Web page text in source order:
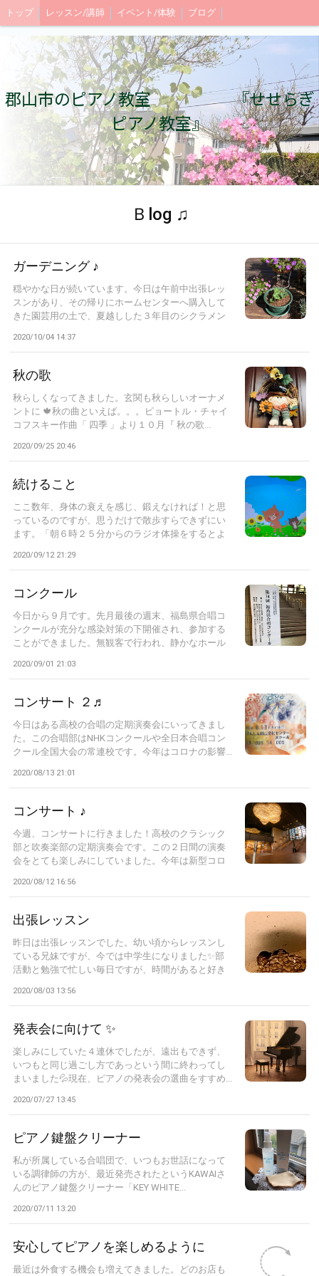
トップ レッスン/講師 イベント/体験 ブログ
郡山市のピアノ教室 『せせらぎ
ピアノ教室』
Ｂlog ♫
ガーデニング ♪
穏やかな日が続いています。今日は午前中出張レッ
スンがあり、その帰りにホームセンターへ購入して
きた園芸用の土で、夏越しした３年目のシクラメン
2020/10/04 14:37
秋の歌
秋らしくなってきました。玄関も秋らしいオーナメ
ントに 🍁秋の曲といえば。。。ピョートル・チャイ
コフスキー作曲「 四季 」より１０月『 秋の歌...
2020/09/25 20:46
続けること
ここ数年、身体の衰えを感じ、鍛えなければ！と思
っているのですが、思うだけで散歩すらできずにい
ます。「朝６時２５分からのラジオ体操をするとよ
2020/09/12 21:29
コンクール
今日から９月です。先月最後の週末、福島県合唱コ
ンクールが充分な感染対策の下開催され、参加する
ことができました。無観客で行われ、静かなホール
2020/09/01 21:03
コンサート ２♬
今日はある高校の合唱の定期演奏会にいってきまし
た。この合唱部はNHKコンクールや全日本合唱コン
クール全国大会の常連校です。今年はコロナの影響...
2020/08/13 21:01
コンサート ♪
今週、コンサートに行きました！高校のクラシック
部と吹奏楽部の定期演奏会です。この２日間の演奏
会をとても楽しみにしていました。今年は新型コロ
2020/08/12 16:56
出張レッスン
昨日は出張レッスンでした。幼い頃からレッスンし
ている兄妹ですが、今では中学生になりました✨部
活動と勉強で忙しい毎日ですが、時間があると好き
2020/08/03 13:56
発表会に向けて ✨
楽しみにしていた ４連休でしたが、遠出もできず、
いつもと同じ過ごし方であっという間に終わってし
まいました💦現在、ピアノの発表会の選曲をすすめ...
2020/07/27 13:45
ピアノ鍵盤クリーナー
私が所属している合唱団で、いつもお世話になって
いる調律師の方が、最近発売されたというKAWAIさ
んのピアノ鍵盤クリーナー「KEY WHITE...
2020/07/11 13:20
安心してピアノを楽しめるように
最近は外食する機会も増えてきました。どのお店も